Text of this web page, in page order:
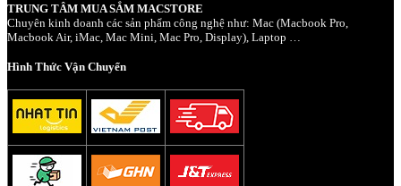
TRUNG TÂM MUA SẮM MACSTORE
Chuyên kinh doanh các sản phẩm công nghệ như: Mac (Macbook Pro,
Macbook Air, iMac, Mac Mini, Mac Pro, Display), Laptop …
Hình Thức Vận Chuyển